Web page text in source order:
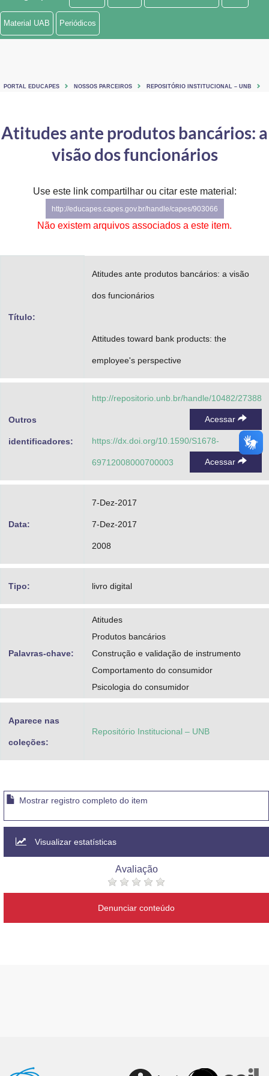
Ministério de Minas e Energia
Controladoria-Geral da União
Secretaria-Geral
Secretaria de Governo
Gabinete de Segurança Institucional
Material UAB Periódicos
PORTAL EDUCAPES NOSSOS PARCEIROS REPOSITÓRIO INSTITUCIONAL – UNB
Atitudes ante produtos bancários: a
visão dos funcionários
Use este link compartilhar ou citar este material:
http://educapes.capes.gov.br/handle/capes/903066
Não existem arquivos associados a este item.
Título:
Atitudes ante produtos bancários: a visão
dos funcionários
Attitudes toward bank products: the
employee's perspective
Outros
identificadores:
http://repositorio.unb.br/handle/10482/27388
Acessar
https://dx.doi.org/10.1590/S1678-
69712008000700003 Acessar
Data:
7-Dez-2017
7-Dez-2017
2008
Tipo: livro digital
Palavras-chave:
Atitudes
Produtos bancários
Construção e validação de instrumento
Comportamento do consumidor
Psicologia do consumidor
Aparece nas
coleções:
Repositório Institucional – UNB
Mostrar registro completo do item
Visualizar estatísticas
Avaliação
Denunciar conteúdo